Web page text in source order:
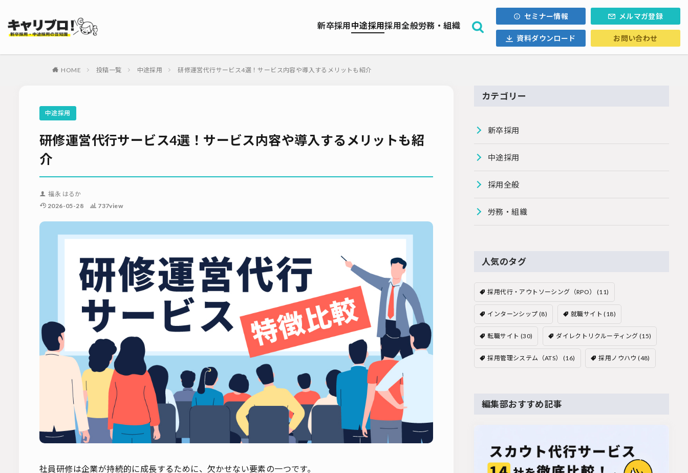
新卒採用中途採用採用全般労務・組織
セミナー情報 メルマガ登録
資料ダウンロード お問い合わせ
HOME 投稿一覧 中途採用 研修運営代行サービス4選！サービス内容や導入するメリットも紹介
中途採用
研修運営代行サービス4選！サービス内容や導入するメリットも紹
介
福永 はるか
2026-05-28
737view
社員研修は企業が持続的に成長するために、欠かせない要素の一つです。
カテゴリー
新卒採用
中途採用
採用全般
労務・組織
人気のタグ
採用代行・アウトソーシング（RPO） (11)
インターンシップ (8) 就職サイト (18)
転職サイト (30) ダイレクトリクルーティング (15)
採用管理システム（ATS） (16) 採用ノウハウ (48)
編集部おすすめ記事
母集団の形成確保
お問い合わせ